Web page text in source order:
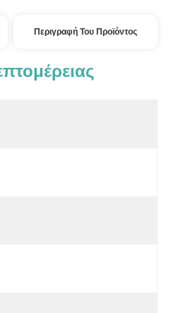
Περιγραφή Του Προϊόντος